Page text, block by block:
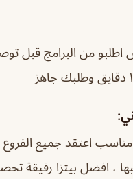
اطلبو من البرامج قبل
اعتقد جميع
، افضل بيتزا رقيقة